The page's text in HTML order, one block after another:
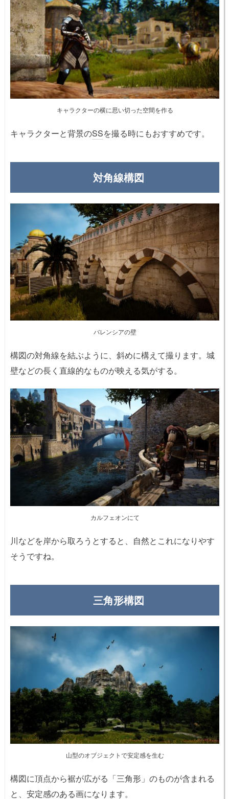
キャラクターの横に思い切った空間を作る
キャラクターと背景のSSを撮る時にもおすすめです。
対角線構図
バレンシアの壁
構図の対角線を結ぶように、斜めに構えて撮ります。城
壁などの長く直線的なものが映える気がする。
カルフェオンにて
川などを岸から取ろうとすると、自然とこれになりやす
そうですね。
三角形構図
山型のオブジェクトで安定感を生む
構図に頂点から裾が広がる「三角形」のものが含まれる
と、安定感のある画になります。